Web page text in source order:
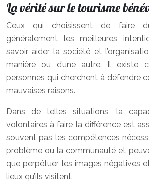
La vérité sur le tourisme
Ceux qui choisissent de faire
généralement les meilleures
savoir aider la société et
manière ou d’une autre. Il existe
personnes qui cherchent à défendre
mauvaises raisons.
Dans de telles situations, la
volontaires à faire la différence est
souvent pas les compétences
problème ou la communauté et
que perpétuer les images négatives
lieux qu’ils visitent.